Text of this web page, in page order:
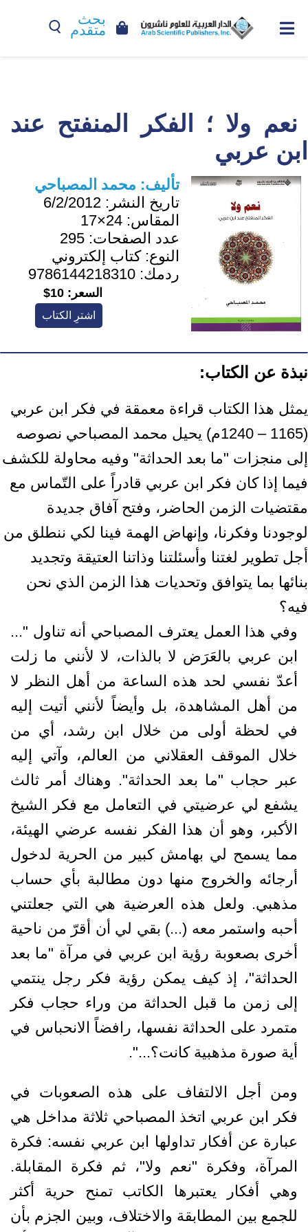
بحث
متقدم
نعم ولا ؛ الفكر المنفتح عند
ابن عربي
تأليف: محمد المصباحي
تاريخ النشر: 6/2/2012
المقاس: 24×17
عدد الصفحات: 295
النوع:كتاب إلكتروني
ردمك: 9786144218310
السعر: 10$
اشترِ الكتاب
نبذة عن الكتاب:
يمثل هذا الكتاب قراءة معمقة في فكر ابن عربي
(1165 – 1240م) يحيل محمد المصباحي نصوصه
إلى منجزات "ما بعد الحداثة" وفيه محاولة للكشف
فيما إذا كان فكر ابن عربي قادراً على التّماس مع
مقتضيات الزمن الحاضر، وفتح آفاق جديدة
لوجودنا وفكرنا، وإنهاض الهمة فينا لكي ننطلق من
أجل تطوير لغتنا وأسئلتنا وذاتنا العتيقة وتجديد
بنائها بما يتوافق وتحديات هذا الزمن الذي نحن
فيه؟
وفي هذا العمل يعترف المصباحي أنه تناول "...
ابن عربي بالعَرَض لا بالذات، لا لأنني ما زلت
أعدّ نفسي لحد هذه الساعة من أهل النظر لا
من أهل المشاهدة، بل وأيضاً لأنني أتيت إليه
في لحظة أولى من خلال ابن رشد، أي من
خلال الموقف العقلاني من العالم، وآتي إليه
عبر حجاب "ما بعد الحداثة". وهناك أمر ثالث
يشفع لي عرضيتي في التعامل مع فكر الشيخ
الأكبر، وهو أن هذا الفكر نفسه عرضي الهيئة،
مما يسمح لي بهامش كبير من الحرية لدخول
أرجائه والخروج منها دون مطالبة بأي حساب
مذهبي. ولعل هذه العرضية هي التي جعلتني
أحبه واستمر معه (...) بقي لي أن أقرّ من ناحية
أخرى بصعوبة رؤية ابن عربي في مرآة "ما بعد
الحداثة"، إذ كيف يمكن رؤية فكر رجل ينتمي
إلى زمن ما قبل الحداثة من وراء حجاب فكر
متمرد على الحداثة نفسها، رافضاً الانحباس في
أية صورة مذهبية كانت؟...".
ومن أجل الالتفاف على هذه الصعوبات في
فكر ابن عربي اتخذ المصباحي ثلاثة مداخل هي
عبارة عن أفكار تداولها ابن عربي نفسه: فكرة
المرآة، وفكرة "نعم ولا"، ثم فكرة المقابلة.
وهي أفكار يعتبرها الكاتب تمنح حرية أكثر
للجمع بين المطابقة والاختلاف، وبين الجزم بأن